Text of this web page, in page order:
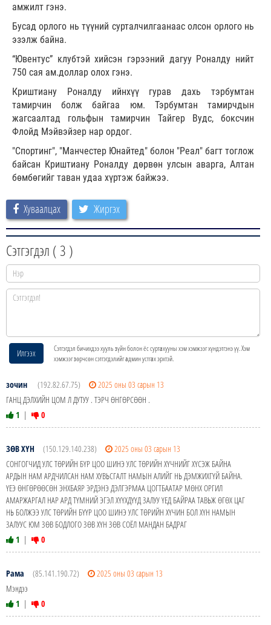
амжилт гэнэ.
Бусад орлого нь түүний сурталчилгаанаас олсон орлого нь
эзэлж байна.
“Ювентус” клубтэй хийсэн гэрээний дагуу Роналду нийт
750 сая ам.доллар олох гэнэ.
Криштиану Роналду ийнхүү гурав дахь тэрбумтан
тамирчин болж байгаа юм. Тэрбумтан тамирчдын
жагсаалтад гольфын тамирчин Тайгер Вудс, боксчин
Флойд Мэйвэйзер нар ордог.
"Спортинг", "Манчестер Юнайтед" болон "Реал" багт тоглож
байсан Криштиану Роналду дөрвөн улсын аварга, Алтан
бөмбөгийг таван удаа хүртэж байжээ.
Хуваалцах Жиргэх
Сэтгэгдэл ( 3 )
Илгээх
Сэтгэгдэл бичихдээ хууль зүйн болон ёс суртахууны хэм хэмжээг хүндэтгэнэ үү. Хэм
хэмжээг зөрчсөн сэтгэгдэлийг админ устгах эрхтэй.
зочин (192.82.67.75)
2025 оны 03 сарын 13
ГАНЦ ДЭЛХИЙН ЦОМ Л ДУТУУ . ТЭРЧ ӨНГӨРСӨӨН .
1 | 0
ЗӨВ ХҮН (150.129.140.238)
2025 оны 03 сарын 13
СОНГОГЧИД УЛС ТӨРИЙН БҮР ЦОО ШИНЭ УЛС ТӨРИЙН ХҮЧНИЙГ ХҮСЭЖ БАЙНА
АРДЫН НАМ АРДЧИЛСАН НАМ ХУВЬСГАЛТ НАМЫН АЛИЙГ НЬ ДЭМЖИХГҮЙ БАЙНА.
ҮЕЭ ӨНГӨРӨӨСӨН ЭНХБАЯР ЭРДЭНЭ ДЭЛГЭРМАА ЦОГТБААТАР МӨНХ ОРГИЛ
АМАРЖАРГАЛ НАР АРД ТҮМНИЙ ЭГЭЛ ХҮҮХДҮҮД ЗАЛУУ ҮЕД БАЙРАА ТАВЬЖ ӨГӨХ ЦАГ
НЬ БОЛЖЭЭ УЛС ТӨРИЙН БҮҮР ЦОО ШИНЭ УЛС ТӨРИЙН ХҮЧИН БОЛ ХҮН НАМЫН
ЗАЛУУС ЮМ ЗӨВ БОДЛОГО ЗӨВ ХҮН ЗӨВ СОЁЛ МАНДАН БАДРАГ
1 | 0
Рама (85.141.190.72)
2025 оны 03 сарын 13
Мэндээ
1 | 0